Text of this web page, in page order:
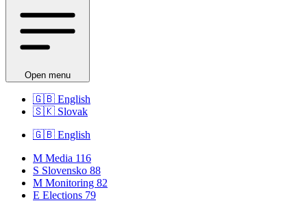
Open menu
🇬🇧 English
🇸🇰 Slovak
🇬🇧 English
M Media 116
S Slovensko 88
M Monitoring 82
E Elections 79